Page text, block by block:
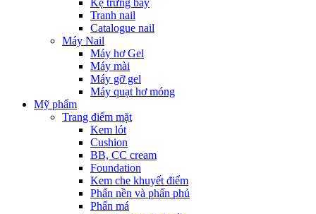
Kệ trưng bày
Tranh nail
Catalogue nail
Máy Nail
Máy hơ Gel
Máy mài
Máy gỡ gel
Máy quạt hơ móng
Mỹ phẩm
Trang điểm mặt
Kem lót
Cushion
BB, CC cream
Foundation
Kem che khuyết điểm
Phấn nền và phấn phủ
Phấn má